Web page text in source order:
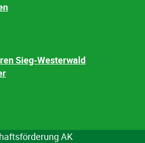
Sieg-Westerwald
AK